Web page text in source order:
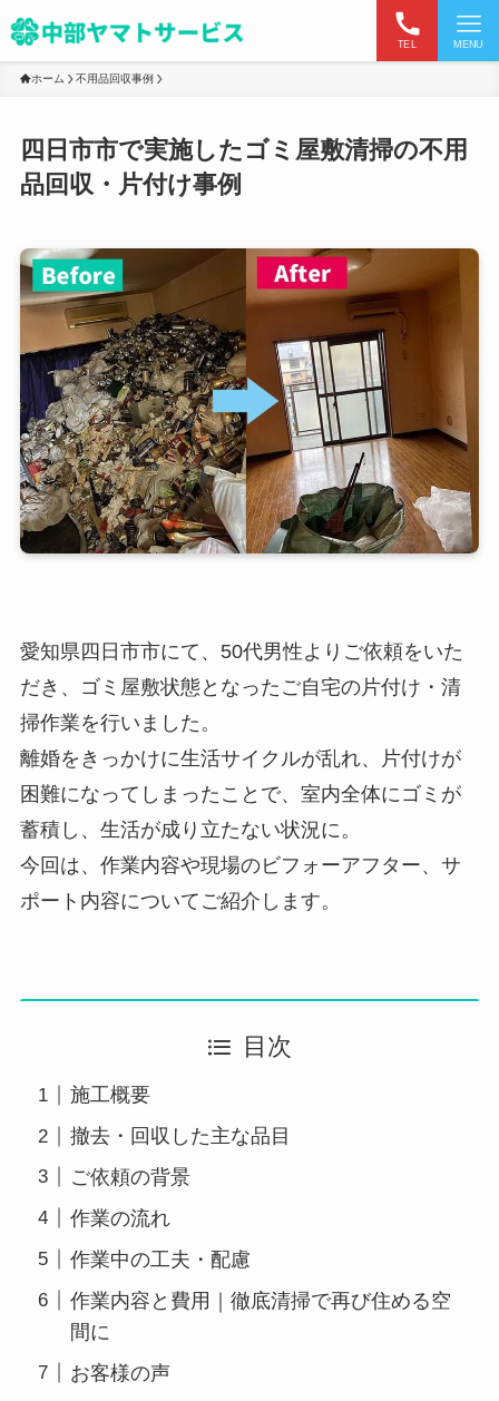
TEL MENU
ホーム 不用品回収事例
四日市市で実施したゴミ屋敷清掃の不用
品回収・片付け事例
愛知県四日市市にて、50代男性よりご依頼をいた
だき、ゴミ屋敷状態となったご自宅の片付け・清
掃作業を行いました。
離婚をきっかけに生活サイクルが乱れ、片付けが
困難になってしまったことで、室内全体にゴミが
蓄積し、生活が成り立たない状況に。
今回は、作業内容や現場のビフォーアフター、サ
ポート内容についてご紹介します。
目次
施工概要
撤去・回収した主な品目
ご依頼の背景
作業の流れ
作業中の工夫・配慮
作業内容と費用｜徹底清掃で再び住める空
間に
お客様の声